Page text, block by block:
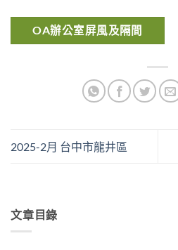
文章目錄
OA辦公室屏風及隔間
2025-2月 台中市龍井區